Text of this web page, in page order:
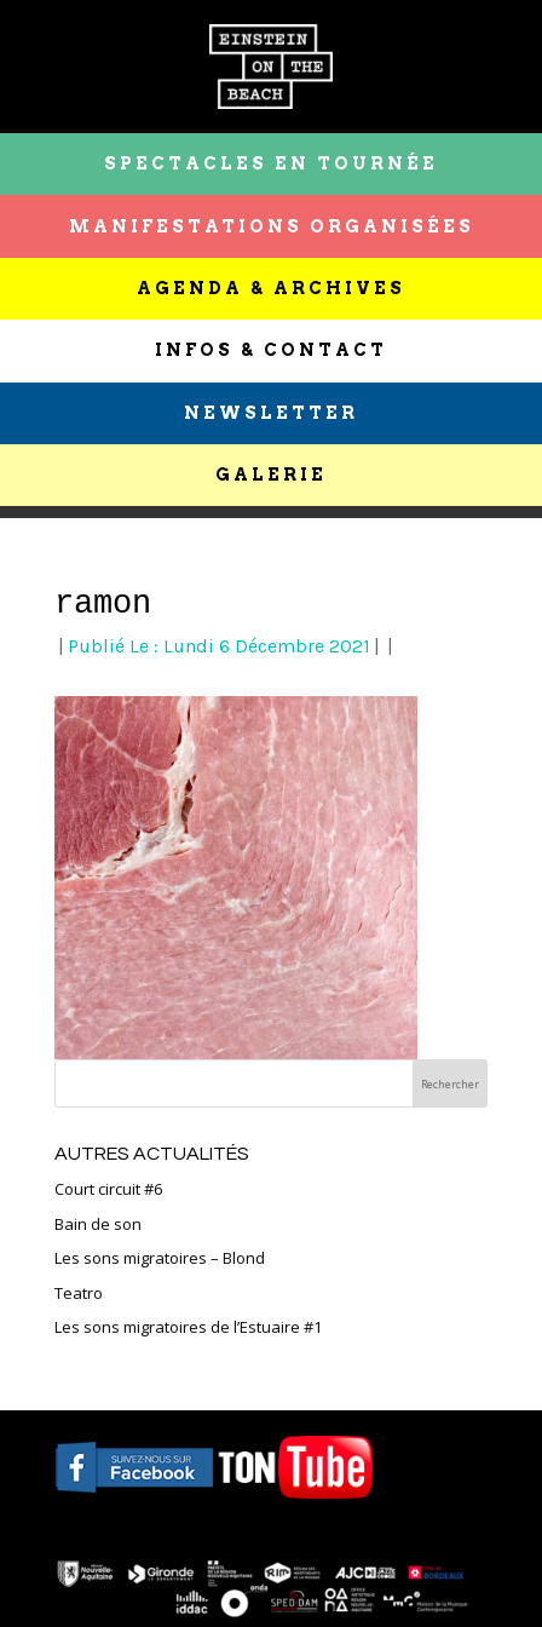
SPECTACLES EN TOURNÉE
MANIFESTATIONS ORGANISÉES
AGENDA & ARCHIVES
INFOS & CONTACT
NEWSLETTER
GALERIE
ramon
Publié Le : Lundi 6 Décembre 2021
AUTRES ACTUALITÉS
Court circuit #6
Bain de son
Les sons migratoires – Blond
Teatro
Les sons migratoires de l’Estuaire #1